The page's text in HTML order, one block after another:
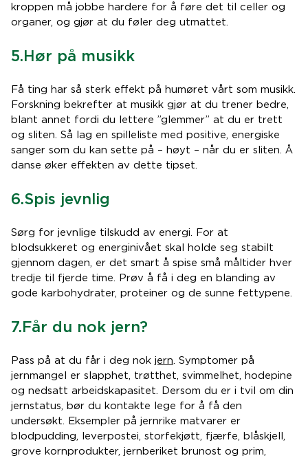
kroppen må jobbe hardere for å føre det til celler og
organer, og gjør at du føler deg utmattet.
5.Hør på musikk
Få ting har så sterk effekt på humøret vårt som musikk.
Forskning bekrefter at musikk gjør at du trener bedre,
blant annet fordi du lettere ”glemmer” at du er trett
og sliten. Så lag en spilleliste med positive, energiske
sanger som du kan sette på – høyt – når du er sliten. Å
danse øker effekten av dette tipset.
6.Spis jevnlig
Sørg for jevnlige tilskudd av energi. For at
blodsukkeret og energinivået skal holde seg stabilt
gjennom dagen, er det smart å spise små måltider hver
tredje til fjerde time. Prøv å få i deg en blanding av
gode karbohydrater, proteiner og de sunne fettypene.
7.Får du nok jern?
Pass på at du får i deg nok jern. Symptomer på
jernmangel er slapphet, trøtthet, svimmelhet, hodepine
og nedsatt arbeidskapasitet. Dersom du er i tvil om din
jernstatus, bør du kontakte lege for å få den
undersøkt. Eksempler på jernrike matvarer er
blodpudding, leverpostei, storfekjøtt, fjærfe, blåskjell,
grove kornprodukter, jernberiket brunost og prim,